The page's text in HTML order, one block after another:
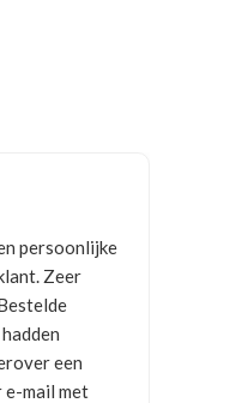
persoonlijke
Zeer
een
e-mail met